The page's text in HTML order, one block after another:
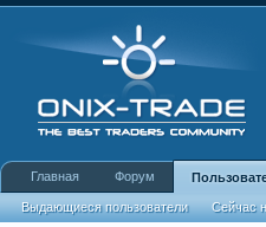
Главная Форум
Выдающиеся пользователи Сейчас